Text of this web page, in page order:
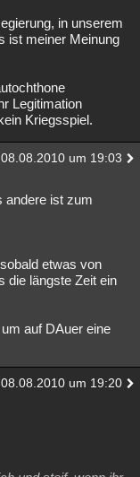
in unserem
ist meiner Meinung
Legitimation
Kriegsspiel.
08.08.2010 um 19:03
andere ist zum
etwas von
die längste Zeit ein
auf DAuer eine
08.08.2010 um 19:20